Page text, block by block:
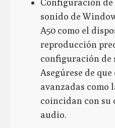
Configuración
sonido de
A50 como el
reproducción
configuración de
Asegúrese de
avanzadas como
coincidan con su
audio.